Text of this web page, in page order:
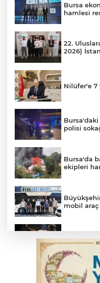
Bursa
hamlesi
22.
2026)
Nilüfer'e 7
Bursa'daki
polisi
Bursa'da
ekipleri
mobil araç
Bakan